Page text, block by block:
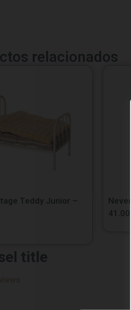
relacionados
Teddy Junior –
41.00
title